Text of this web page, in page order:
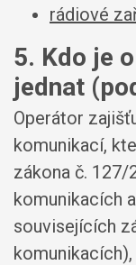
rádiové
5. Kdo je
jednat
Operátor
komunikací,
zákona č. 127/
komunikacích
souvisejících